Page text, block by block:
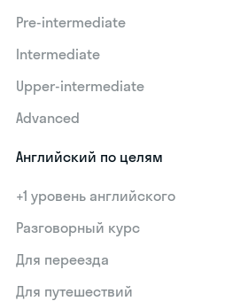
Pre-intermediate
Intermediate
Upper-intermediate
Advanced
Английский по целям
+1 уровень английского
Разговорный курс
Для переезда
Для путешествий